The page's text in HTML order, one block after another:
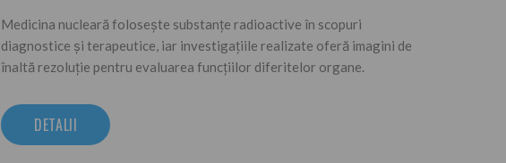
Medicina nucleară folosește substanțe radioactive în scopuri
diagnostice și terapeutice, iar investigațiile realizate oferă imagini de
înaltă rezoluție pentru evaluarea funcțiilor diferitelor organe.
DETALII